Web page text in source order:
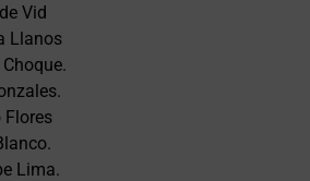
Vid
Llanos
Flores
Lima.